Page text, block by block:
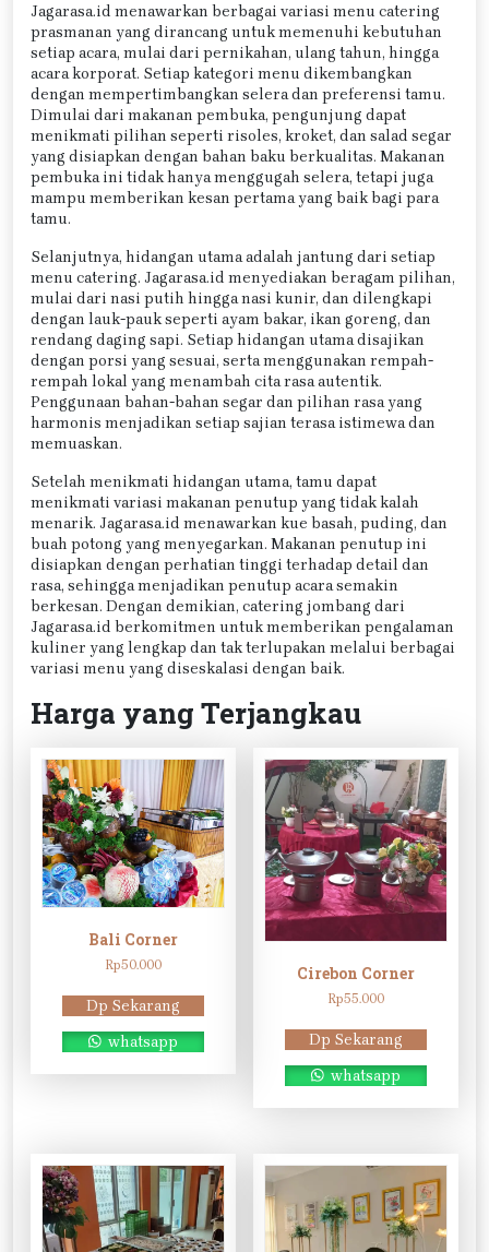
Jagarasa.id menawarkan berbagai variasi menu catering
prasmanan yang dirancang untuk memenuhi kebutuhan
setiap acara, mulai dari pernikahan, ulang tahun, hingga
acara korporat. Setiap kategori menu dikembangkan
dengan mempertimbangkan selera dan preferensi tamu.
Dimulai dari makanan pembuka, pengunjung dapat
menikmati pilihan seperti risoles, kroket, dan salad segar
yang disiapkan dengan bahan baku berkualitas. Makanan
pembuka ini tidak hanya menggugah selera, tetapi juga
mampu memberikan kesan pertama yang baik bagi para
tamu.
Selanjutnya, hidangan utama adalah jantung dari setiap
menu catering. Jagarasa.id menyediakan beragam pilihan,
mulai dari nasi putih hingga nasi kunir, dan dilengkapi
dengan lauk-pauk seperti ayam bakar, ikan goreng, dan
rendang daging sapi. Setiap hidangan utama disajikan
dengan porsi yang sesuai, serta menggunakan rempah-
rempah lokal yang menambah cita rasa autentik.
Penggunaan bahan-bahan segar dan pilihan rasa yang
harmonis menjadikan setiap sajian terasa istimewa dan
memuaskan.
Setelah menikmati hidangan utama, tamu dapat
menikmati variasi makanan penutup yang tidak kalah
menarik. Jagarasa.id menawarkan kue basah, puding, dan
buah potong yang menyegarkan. Makanan penutup ini
disiapkan dengan perhatian tinggi terhadap detail dan
rasa, sehingga menjadikan penutup acara semakin
berkesan. Dengan demikian, catering jombang dari
Jagarasa.id berkomitmen untuk memberikan pengalaman
kuliner yang lengkap dan tak terlupakan melalui berbagai
variasi menu yang diseskalasi dengan baik.
Harga yang Terjangkau
Bali Corner
Rp50.000
Dp Sekarang
whatsapp
Cirebon Corner
Rp55.000
Dp Sekarang
whatsapp